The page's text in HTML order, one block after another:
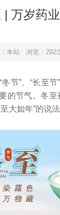
| 万岁药
本站 浏览：292
节”、“长至节
的节气。冬至
大如年”的说法